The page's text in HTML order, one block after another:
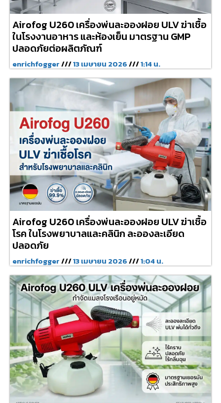
Airofog U260 เครื่องพ่นละอองฝอย ULV ฆ่าเชื้อ
ในโรงงานอาหาร และห้องเย็น มาตรฐาน GMP
ปลอดภัยต่อผลิตภัณฑ์
enrichfogger 13 เมษายน 2026 1:14 น.
Airofog U260 เครื่องพ่นละอองฝอย ULV ฆ่าเชื้อ
โรค ในโรงพยาบาลและคลินิก ละอองละเอียด
ปลอดภัย
enrichfogger 13 เมษายน 2026 1:04 น.